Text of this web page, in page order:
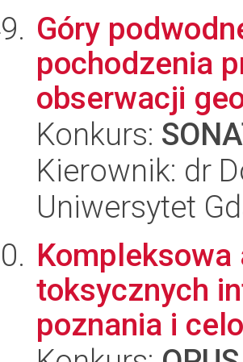
Góry
pochodzenia
obserwacji
Konkurs:
Kierownik: dr
Uniwersytet
toksycznych
poznania i